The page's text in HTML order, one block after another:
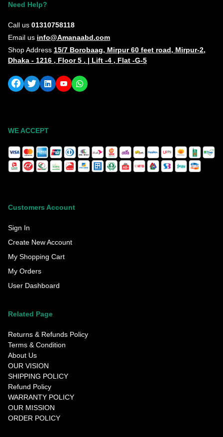
Need Help?
Call us 01310758118
Email us info@Amanaabd.com
Shop Address 15/7 Borobaag, Mirpur 60 feet road, Mirpur-2,
Dhaka - 1216 , Floor 5 . | Lift -4 , Flat -G-5
WE ACCEPT
Customers Account
Sign In
Create New Account
My Shopping Cart
My Orders
User Dashboard
Related Page
Returns & Refunds Policy
Terms & Condition
About Us
OUR VISION
SHIPPING POLICY
Refund Policy
WARRANTY POLICY
OUR MISSION
ORDER POLICY